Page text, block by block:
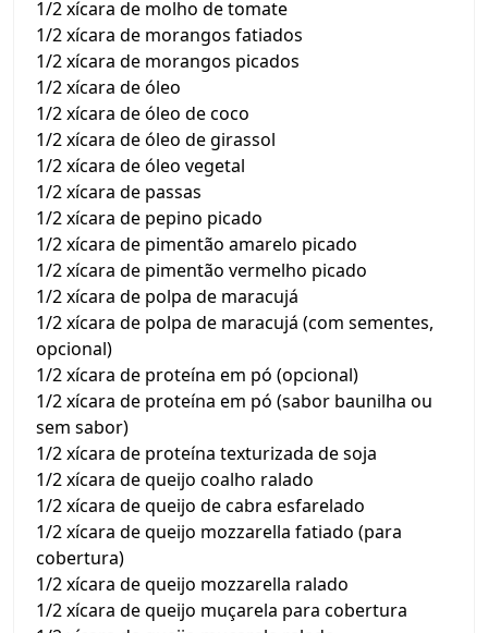
1/2 xícara de molho de tomate
1/2 xícara de morangos fatiados
1/2 xícara de morangos picados
1/2 xícara de óleo
1/2 xícara de óleo de coco
1/2 xícara de óleo de girassol
1/2 xícara de óleo vegetal
1/2 xícara de passas
1/2 xícara de pepino picado
1/2 xícara de pimentão amarelo picado
1/2 xícara de pimentão vermelho picado
1/2 xícara de polpa de maracujá
1/2 xícara de polpa de maracujá (com sementes,
opcional)
1/2 xícara de proteína em pó (opcional)
1/2 xícara de proteína em pó (sabor baunilha ou
sem sabor)
1/2 xícara de proteína texturizada de soja
1/2 xícara de queijo coalho ralado
1/2 xícara de queijo de cabra esfarelado
1/2 xícara de queijo mozzarella fatiado (para
cobertura)
1/2 xícara de queijo mozzarella ralado
1/2 xícara de queijo muçarela para cobertura